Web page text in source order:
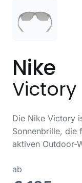
Nike
Victory
Die Nike Victory
Sonnenbrille, die
aktiven Outdoor-
ab